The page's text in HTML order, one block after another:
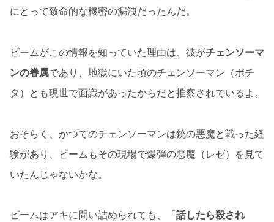
にとって致命的な機密の漏洩だったんだ。
ビームがこの情報を知っていた理由は、彼がチェンソーマ
ンの眷属であり、地獄にいた頃のチェンソーマン（ポチ
タ）とも現世で面識があったからだと推察されているよ。
おそらく、かつてのチェンソーマンは銃の悪魔と戦った経
験があり、ビームもその現場で爆弾の悪魔（レゼ）を見て
いたんじゃないかな。
ビームはアキに問い詰められても、「話したら殺され